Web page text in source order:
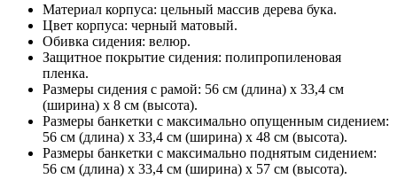
Материал корпуса: цельный массив дерева бука.
Цвет корпуса: черный матовый.
Обивка сидения: велюр.
Защитное покрытие сидения: полипропиленовая
пленка.
Размеры сидения с рамой: 56 см (длина) х 33,4 см
(ширина) х 8 см (высота).
Размеры банкетки с максимально опущенным сидением:
56 см (длина) х 33,4 см (ширина) х 48 см (высота).
Размеры банкетки с максимально поднятым сидением:
56 см (длина) х 33,4 см (ширина) х 57 см (высота).